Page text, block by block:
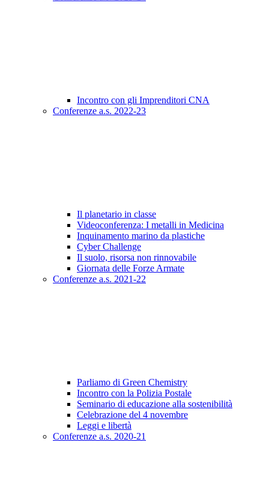
Incontro con gli Imprenditori CNA
Conferenze a.s. 2022-23
Il planetario in classe
Videoconferenza: I metalli in Medicina
Inquinamento marino da plastiche
Cyber Challenge
Il suolo, risorsa non rinnovabile
Giornata delle Forze Armate
Conferenze a.s. 2021-22
Parliamo di Green Chemistry
Incontro con la Polizia Postale
Seminario di educazione alla sostenibilità
Celebrazione del 4 novembre
Leggi e libertà
Conferenze a.s. 2020-21